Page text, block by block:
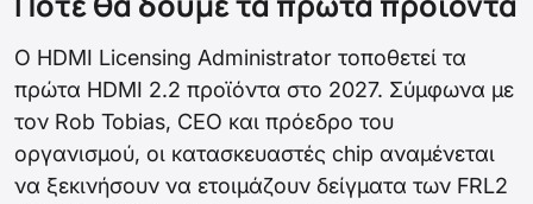
Ο HDMI Licensing Administrator τοποθετεί τα
πρώτα HDMI 2.2 προϊόντα στο 2027. Σύμφωνα με
τον Rob Tobias, CEO και πρόεδρο του
οργανισμού, οι κατασκευαστές chip αναμένεται
να ξεκινήσουν να ετοιμάζουν δείγματα των FRL2